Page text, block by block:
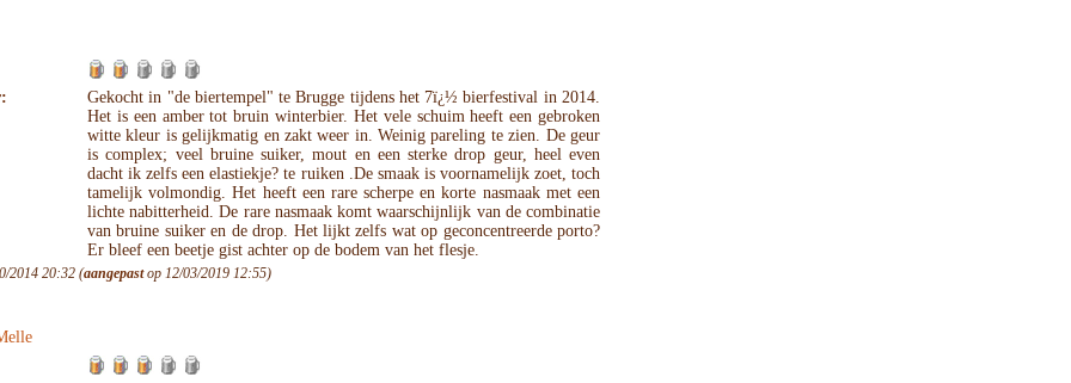
Gekocht in "de biertempel" te Brugge tijdens het 7ï¿½ bierfestival in 2014.
Het is een amber tot bruin winterbier. Het vele schuim heeft een gebroken
witte kleur is gelijkmatig en zakt weer in. Weinig pareling te zien. De geur
is complex; veel bruine suiker, mout en een sterke drop geur, heel even
dacht ik zelfs een elastiekje? te ruiken .De smaak is voornamelijk zoet, toch
tamelijk volmondig. Het heeft een rare scherpe en korte nasmaak met een
lichte nabitterheid. De rare nasmaak komt waarschijnlijk van de combinatie
van bruine suiker en de drop. Het lijkt zelfs wat op geconcentreerde porto?
Er bleef een beetje gist achter op de bodem van het flesje.
2014 20:32 (aangepastop 12/03/2019 12:55)